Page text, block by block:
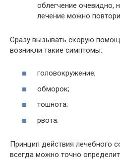
облегчение очевидно,
лечение можно
Сразу вызывать скорую
возникли такие симптомы:
головокружение;
обморок;
тошнота;
рвота.
Принцип действия лечебного
всегда можно точно